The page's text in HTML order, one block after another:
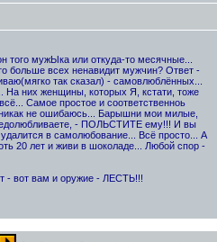
мужЫка или откуда-то месячные...
больше всех ненавидит мужчин? Ответ -
так сказал) - самовлюблённых...
них женщины, которых Я, кстати, тоже
Самое простое и соответственноь
не ошибаюсь... Барышни мои милые,
- ПОЛЬСТИТЕ ему!!! И вы
в самолюбование... Всё просто... А
20 лет и живи в шоколаде... Любой спор -
- вот вам и оружие - ЛЕСТЬ!!!